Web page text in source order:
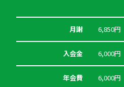
月謝 6,850円
入会金 6,000円
年会費 6,000円